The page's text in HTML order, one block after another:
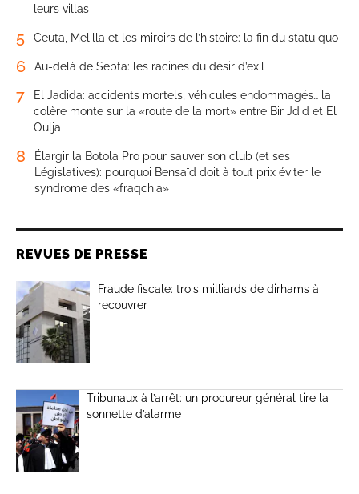
leurs villas
5 Ceuta, Melilla et les miroirs de l’histoire: la fin du statu quo
6 Au-delà de Sebta: les racines du désir d’exil
7
El Jadida: accidents mortels, véhicules endommagés… la
colère monte sur la «route de la mort» entre Bir Jdid et El
Oulja
8
Élargir la Botola Pro pour sauver son club (et ses
Législatives): pourquoi Bensaïd doit à tout prix éviter le
syndrome des «fraqchia»
REVUES DE PRESSE
Fraude fiscale: trois milliards de dirhams à
recouvrer
Tribunaux à l’arrêt: un procureur général tire la
sonnette d’alarme